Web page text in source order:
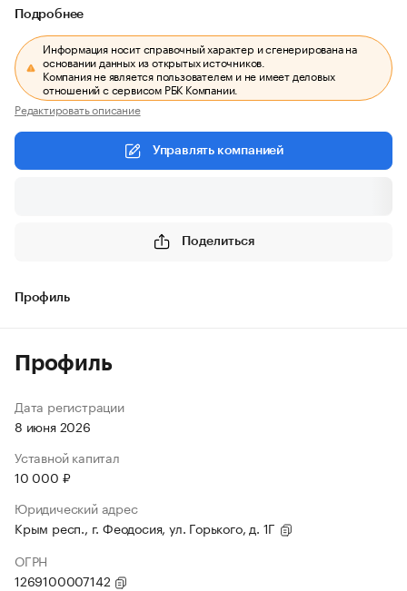
Подробнее
Информация носит справочный характер и сгенерирована на
основании данных из открытых источников.
Компания не является пользователем и не имеет деловых
отношений с сервисом РБК Компании.
Редактировать описание
Управлять компанией
Поделиться
Профиль
Профиль
Дата регистрации
8 июня 2026
Уставной капитал
10 000 ₽
Юридический адрес
Крым респ., г. Феодосия, ул. Горького, д. 1Г
ОГРН
1269100007142